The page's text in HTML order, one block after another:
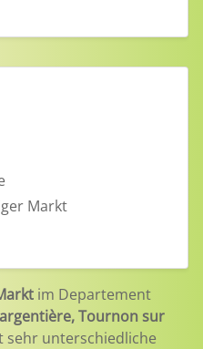
Markt
im Departement
Tournon sur
sehr unterschiedliche